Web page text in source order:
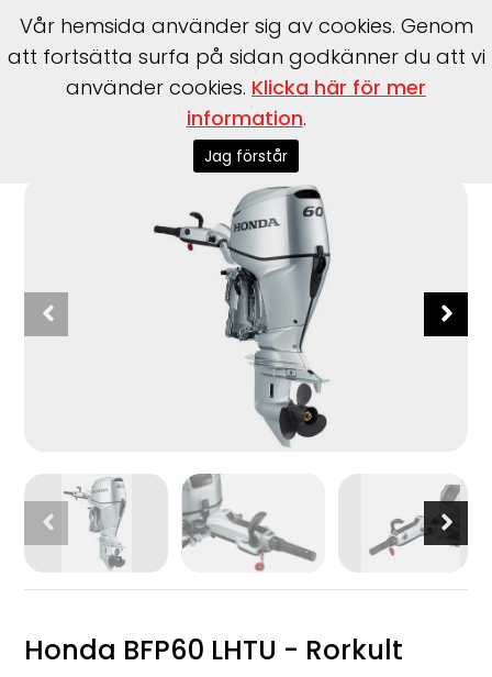
Utombordare>Honda
Honda BFP60 LHTU - Rorkult
Vår hemsida använder sig av cookies. Genom
att fortsätta surfa på sidan godkänner du att vi
använder cookies. Klicka här för mer
information.
Jag förstår